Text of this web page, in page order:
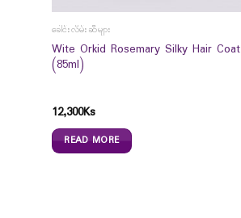
ခေါင်းလိမ်းဆီများ
Wite Orkid Rosemary Silky Hair Coat
(85ml)
12,300Ks
READ MORE